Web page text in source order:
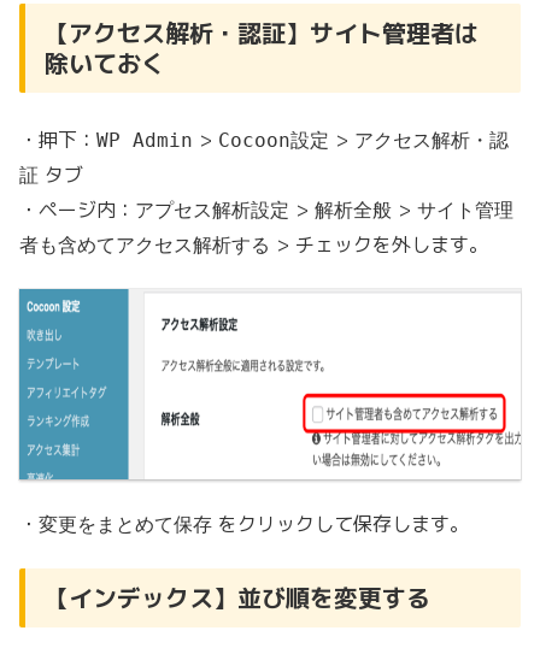
【アクセス解析・認証】サイト管理者は
除いておく
・押下： WP Admin > Cocoon設定 > アクセス解析・認
証 タブ
・ページ内： アプセス解析設定 > 解析全般 > サイト管理
者も含めてアクセス解析する > チェックを外します。
・ 変更をまとめて保存 をクリックして保存します。
【インデックス】並び順を変更する